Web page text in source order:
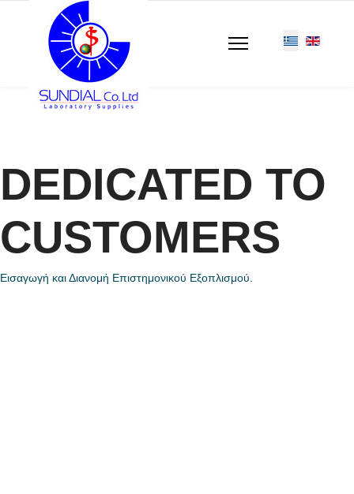
DEDICATED TO
CUSTOMERS
Εισαγωγή και Διανομή Επιστημονικού Εξοπλισμού.